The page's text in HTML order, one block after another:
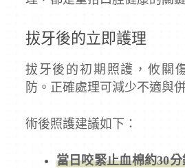
拔牙後的立即護理
拔牙後的初期照護，攸關
防。正確處理可減少不適與
術後照護建議如下：
當日咬緊止血棉約30分